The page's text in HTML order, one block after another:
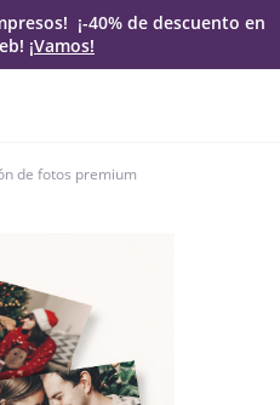
¡-40% de descuento en
¡Vamos!
de fotos premium